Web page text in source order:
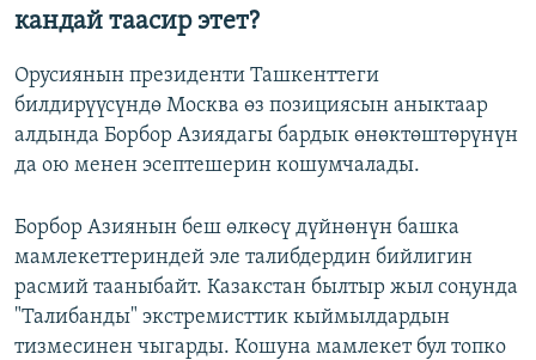
кандай таасир этет?
Орусиянын президенти Ташкенттеги
билдирүүсүндө Москва өз позициясын аныктаар
алдында Борбор Азиядагы бардык өнөктөштөрүнүн
да ою менен эсептешерин кошумчалады.
Борбор Азиянын беш өлкөсү дүйнөнүн башка
мамлекеттериндей эле талибдердин бийлигин
расмий тааныбайт. Казакстан былтыр жыл соңунда
"Талибанды" экстремисттик кыймылдардын
тизмесинен чыгарды. Кошуна мамлекет бул топко